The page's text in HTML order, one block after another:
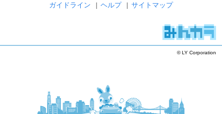
ガイドライン
| ヘルプ | サイトマップ
© LY Corporation